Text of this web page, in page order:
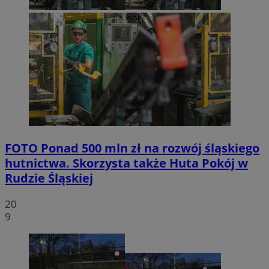
FOTO Ponad 500 mln zł na rozwój śląskiego
hutnictwa. Skorzysta także Huta Pokój w
Rudzie Śląskiej
20
9